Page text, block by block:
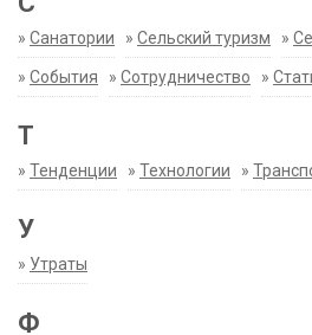
» Санатории » Сельский туризм »
» События » Сотрудничество »
Т
» Тенденции » Технологии »
У
» Утраты
Ф